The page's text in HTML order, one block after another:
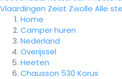
Vlaardingen Zeist Zwolle Alle
Home
Camper huren
Nederland
Overijssel
Heeten
Chausson 530 Korus